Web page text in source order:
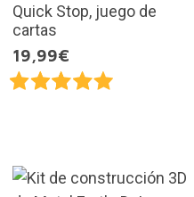
Quick Stop, juego de
cartas
19,99€